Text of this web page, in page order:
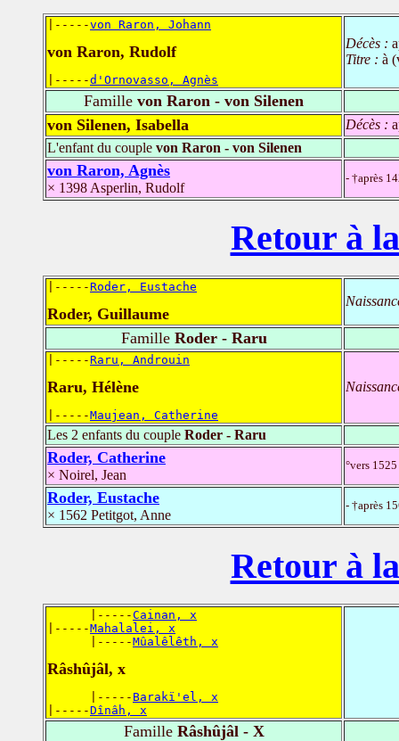
|-----von Raron, Johann
von Raron, Rudolf
|-----d'Ornovasso, Agnès
Décès :
Titre : à
Famille von Raron - von Silenen
von Silenen, Isabella
Décès :
L'enfant du couple von Raron - von Silenen
von Raron, Agnès
× 1398 Asperlin, Rudolf
- †après
Retour à
|-----Roder, Eustache
Roder, Guillaume
FamilleRoder - Raru
|-----Raru, Androuin
Raru, Hélène
|-----Maujean, Catherine
Les 2 enfants du couple Roder - Raru
Roder, Catherine
× Noirel, Jean
°vers
Roder, Eustache
× 1562 Petitgot, Anne
- †après
Retour à
      |-----
Cainan, x
|-----Mahalalei, x
      |-----
Mûalêlêth, x
Râshûjâl, x
      |-----
Barakï'el, x
|-----Dînâh, x
FamilleRâshûjâl - X